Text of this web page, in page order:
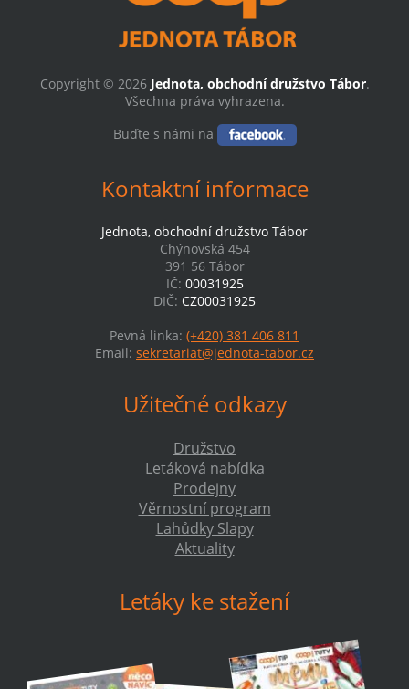
Copyright © 2026 Jednota, obchodní družstvo Tábor.
Všechna práva vyhrazena.
Buďte s námi na
Kontaktní informace
Jednota, obchodní družstvo Tábor
Chýnovská 454
391 56 Tábor
IČ: 00031925
DIČ: CZ00031925
Pevná linka: (+420) 381 406 811
Email: sekretariat@jednota-tabor.cz
Užitečné odkazy
Družstvo
Letáková nabídka
Prodejny
Věrnostní program
Lahůdky Slapy
Aktuality
Letáky ke stažení